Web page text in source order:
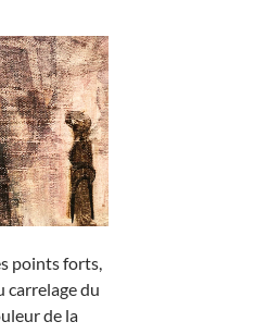
points forts,
carrelage du
de la